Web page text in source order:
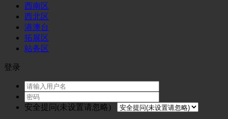
西南区
西北区
港澳台
拓展区
站务区
登录
安全提问(未设置请忽略)